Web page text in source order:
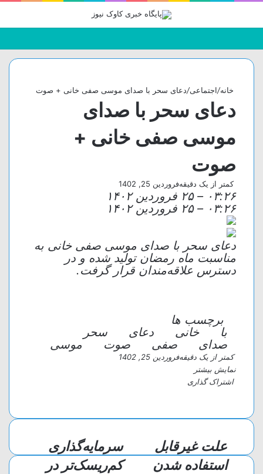
خانه/اجتماعی/دعای سحر با صدای موسی صفی خانی + صوت
دعای سحر با صدای
موسی صفی خانی +
صوت
فروردین 25, 1402کمتر از یک دقیقه
۰۳:۲۶ – ۲۵ فروردين ۱۴۰۲
۰۳:۲۶ – ۲۵ فروردين ۱۴۰۲
دعای سحر با صدای موسی صفی خانی به
مناسبت ماه رمضان تولید شده و در
دسترس علاقه‌مندان قرار گرفت.
برچسب ها
با
خانی دعای
سحر
صدای
صفی صوت موسی
فروردین 25, 1402کمتر از یک دقیقه
نمایش بیشتر
اشتراک گذاری
ت
پ
گ
م
ت
ک
گ
پ
سرمایه‌گذاری
کم‌ریسک‌تر در
علت غیرقابل
استفاده شدن